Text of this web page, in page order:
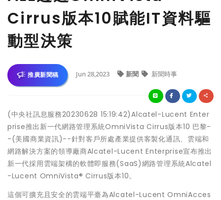
Cirrus版本10賦能IT資料驅
動型決策
推廣新聞稿 Jun 28,2023 新聞 新聞時事
(中央社訊息服務20230628 15:19:42)Alcatel-Lucent Enter
prise推出新一代網路管理系統OmniVista Cirrus版本10 巴黎-
-(美國商業資訊)--針對客戶所處產業提供客製化通訊、雲端和
網路解決方案的領導廠商Alcatel-Lucent Enterprise宣布推出
新一代採用雲端架構的軟體即服務(SaaS)網路管理系統Alcatel
-Lucent OmniVista® Cirrus版本10。
這個可擴充且安全的雲端平臺為Alcatel-Lucent OmniAcces